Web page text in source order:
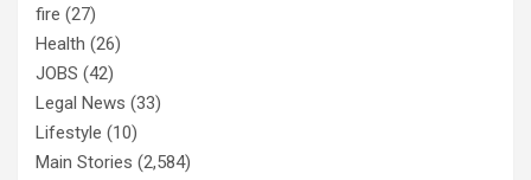
fire (27)
Health (26)
JOBS (42)
Legal News (33)
Lifestyle (10)
Main Stories (2,584)